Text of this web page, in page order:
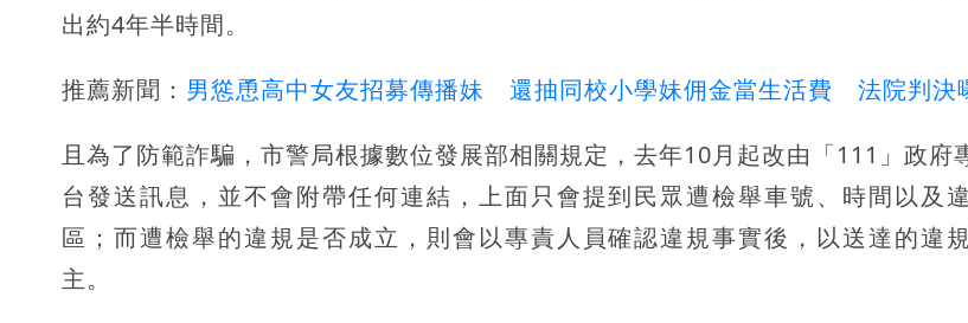
出約4年半時間。
推薦新聞： 男慫恿高中女友招募傳播妹 還抽同校小學妹佣金當生活費 法院判決
且為了防範詐騙，市警局根據數位發展部相關規定，去年10月起改由「111」政府
台發送訊息，並不會附帶任何連結，上面只會提到民眾遭檢舉車號、時間以及
區；而遭檢舉的違規是否成立，則會以專責人員確認違規事實後，以送達的違
主。